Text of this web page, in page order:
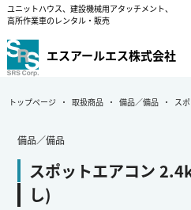
ユニットハウス、建設機械用アタッチメント、
高所作業車のレンタル・販売
エスアールエス株式会社
トップページ 取扱商品 備品／備品 ス
備品／備品
スポットエアコン
し)